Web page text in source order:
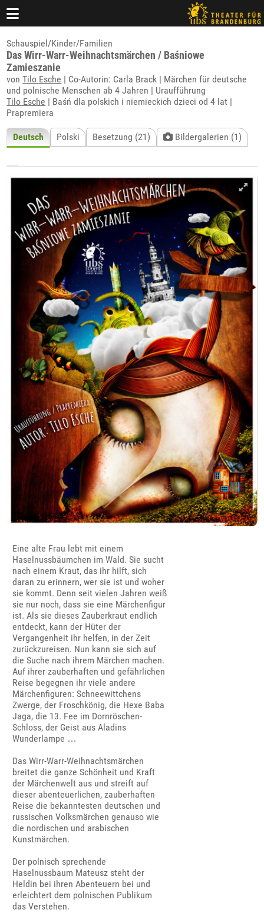
Schauspiel/Kinder/Familien
Das Wirr-Warr-Weihnachtsmärchen / Baśniowe
Zamieszanie
vonTilo Esche | Co-Autorin: Carla Brack | Märchen für deutsche
und polnische Menschen ab 4 Jahren | Uraufführung
Tilo Esche | Baśń dla polskich i niemieckich dzieci od 4 lat |
Prapremiera
Deutsch Polski Besetzung (21) Bildergalerien (1)
Eine alte Frau lebt mit einem
Haselnussbäumchen im Wald. Sie sucht
nach einem Kraut, das ihr hilft, sich
daran zu erinnern, wer sie ist und woher
sie kommt. Denn seit vielen Jahren weiß
sie nur noch, dass sie eine Märchenfigur
ist. Als sie dieses Zauberkraut endlich
entdeckt, kann der Hüter der
Vergangenheit ihr helfen, in der Zeit
zurückzureisen. Nun kann sie sich auf
die Suche nach ihrem Märchen machen.
Auf ihrer zauberhaften und gefährlichen
Reise begegnen ihr viele andere
Märchenfiguren: Schneewittchens
Zwerge, der Froschkönig, die Hexe Baba
Jaga, die 13. Fee im Dornröschen-
Schloss, der Geist aus Aladins
Wunderlampe …
Das Wirr-Warr-Weihnachtsmärchen
breitet die ganze Schönheit und Kraft
der Märchenwelt aus und streift auf
dieser abenteuerlichen, zauberhaften
Reise die bekanntesten deutschen und
russischen Volksmärchen genauso wie
die nordischen und arabischen
Kunstmärchen.
Der polnisch sprechende
Haselnussbaum Mateusz steht der
Heldin bei ihren Abenteuern bei und
erleichtert dem polnischen Publikum
das Verstehen.